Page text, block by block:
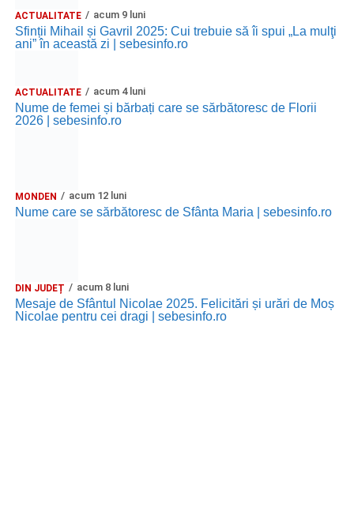
ACTUALITATE acum 9 luni
Sfinții Mihail și Gavril 2025: Cui trebuie să îi spui „La mulţi
ani” în această zi | sebesinfo.ro
ACTUALITATE acum 4 luni
Nume de femei și bărbați care se sărbătoresc de Florii
2026 | sebesinfo.ro
MONDEN acum 12 luni
Nume care se sărbătoresc de Sfânta Maria | sebesinfo.ro
DIN JUDEȚ acum 8 luni
Mesaje de Sfântul Nicolae 2025. Felicitări și urări de Moș
Nicolae pentru cei dragi | sebesinfo.ro